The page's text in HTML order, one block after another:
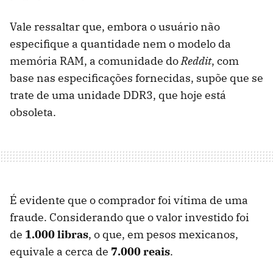
Vale ressaltar que, embora o usuário não
especifique a quantidade nem o modelo da
memória RAM, a comunidade doReddit, com
base nas especificações fornecidas, supõe que se
trate de uma unidade DDR3, que hoje está
obsoleta.
É evidente que o comprador foi vítima de uma
fraude. Considerando que o valor investido foi
de 1.000 libras, o que, em pesos mexicanos,
equivale a cerca de 7.000 reais.